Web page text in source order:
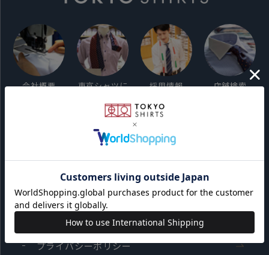
会社概要
東京シャツに
採用情報 店舗検索
ご利用ガイド
サイト利用規約
会員利用規約
プライバシーポリシー